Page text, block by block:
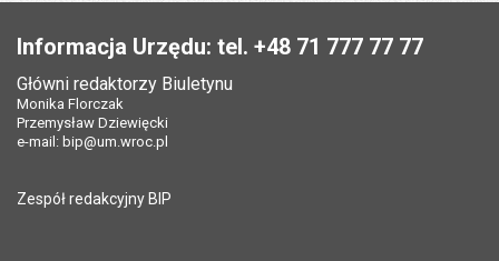
Informacja Urzędu: tel. +48 71 777 77 77
Główni redaktorzy Biuletynu
Monika Florczak
Przemysław Dziewięcki
e-mail: bip@um.wroc.pl
Zespół redakcyjny BIP